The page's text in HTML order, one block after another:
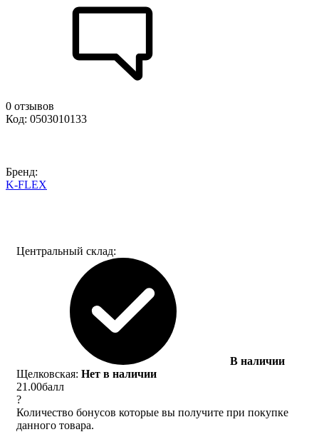
0 отзывов
Код: 0503010133
Бренд:
K-FLEX
Центральный склад:
В наличии
Щелковская: Нет в наличии
21.00балл
?
Количество бонусов которые вы получите при покупке
данного товара.